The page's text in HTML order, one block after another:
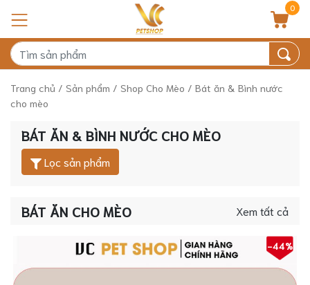
0
Trang chủ / Sản phẩm / Shop Cho Mèo / Bát ăn & Bình nước
cho mèo
BÁT ĂN & BÌNH NƯỚC CHO MÈO
Lọc sản phẩm
BÁT ĂN CHO MÈO Xem tất cả
-44%